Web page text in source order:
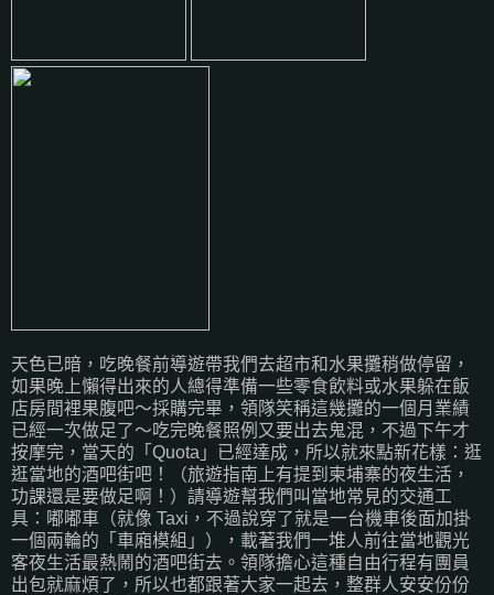
天色已暗，吃晚餐前導遊帶我們去超市和水果攤稍做停留，
如果晚上懶得出來的人總得準備一些零食飲料或水果躲在飯
店房間裡果腹吧～採購完畢，領隊笑稱這幾攤的一個月業績
已經一次做足了～吃完晚餐照例又要出去鬼混，不過下午才
按摩完，當天的「Quota」已經達成，所以就來點新花樣：逛
逛當地的酒吧街吧！（旅遊指南上有提到柬埔寨的夜生活，
功課還是要做足啊！）請導遊幫我們叫當地常見的交通工
具：嘟嘟車（就像 Taxi，不過說穿了就是一台機車後面加掛
一個兩輪的「車廂模組」），載著我們一堆人前往當地觀光
客夜生活最熱鬧的酒吧街去。領隊擔心這種自由行程有團員
出包就麻煩了，所以也都跟著大家一起去，整群人安安份份